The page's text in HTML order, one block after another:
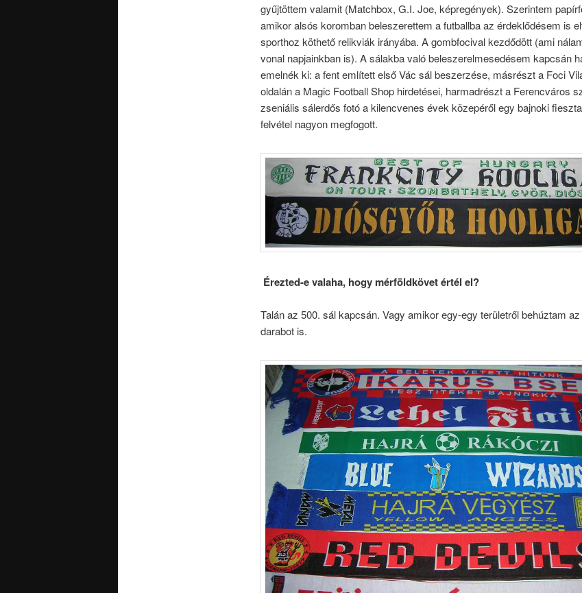
gyűjtöttem valamit (Matchbox, G.I. Joe, képregények). Szerintem
amikor alsós koromban beleszerettem a futballba az érdeklődésem is
sporthoz köthető relikviák irányába. A gombfocival kezdődött (ami
vonal napjainkban is). A sálakba való beleszerelmesedésem kapcsán
emelnék ki: a fent említett első Vác sál beszerzése, másrészt a Foci
oldalán a Magic Football Shop hirdetései, harmadrészt a Ferencváros
zseniális sálerdős fotó a kilencvenes évek közepéről egy bajnoki
felvétel nagyon megfogott.
Érezted-e valaha, hogy mérföldkövet értél el?
Talán az 500. sál kapcsán. Vagy amikor egy-egy területről behúztam
darabot is.